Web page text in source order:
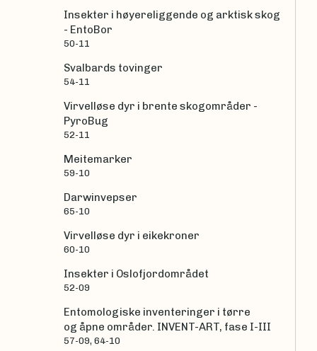
Insekter i høyereliggende og arktisk skog
- EntoBor
50-11
Svalbards tovinger
54-11
Virvelløse dyr i brente skogområder -
PyroBug
52-11
Meitemarker
59-10
Darwinvepser
65-10
Virvelløse dyr i eikekroner
60-10
Insekter i Oslofjordområdet
52-09
Entomologiske inventeringer i tørre
og åpne områder. INVENT-ART, fase I-III
57-09, 64-10